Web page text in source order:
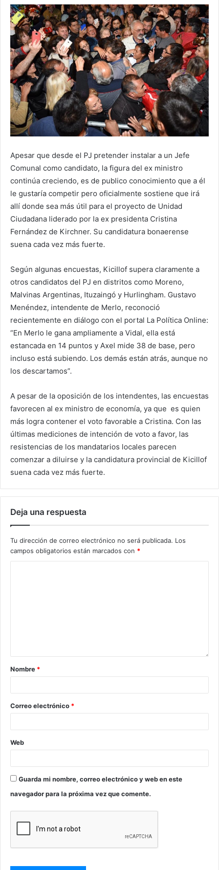
Apesar que desde el PJ pretender instalar a un Jefe
Comunal como candidato, la figura del ex ministro
continúa creciendo, es de publico conocimiento que a él
le gustaría competir pero oficialmente sostiene que irá
allí donde sea más útil para el proyecto de Unidad
Ciudadana liderado por la ex presidenta Cristina
Fernández de Kirchner. Su candidatura bonaerense
suena cada vez más fuerte.
Según algunas encuestas, Kicillof supera claramente a
otros candidatos del PJ en distritos como Moreno,
Malvinas Argentinas, Ituzaingó y Hurlingham. Gustavo
Menéndez, intendente de Merlo, reconoció
recientemente en diálogo con el portal La Política Online:
“En Merlo le gana ampliamente a Vidal, ella está
estancada en 14 puntos y Axel mide 38 de base, pero
incluso está subiendo. Los demás están atrás, aunque no
los descartamos”.
A pesar de la oposición de los intendentes, las encuestas
favorecen al ex ministro de economía, ya que es quien
más logra contener el voto favorable a Cristina. Con las
últimas mediciones de intención de voto a favor, las
resistencias de los mandatarios locales parecen
comenzar a diluirse y la candidatura provincial de Kicillof
suena cada vez más fuerte.
Deja una respuesta
Tu dirección de correo electrónico no será publicada. Los
campos obligatorios están marcados con *
Nombre *
Correo electrónico *
Web
Guarda mi nombre, correo electrónico y web en este
navegador para la próxima vez que comente.